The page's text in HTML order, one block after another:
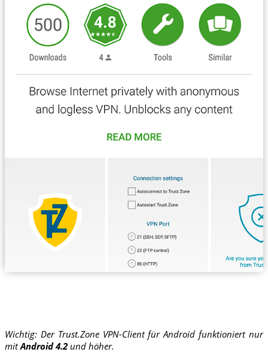
Wichtig: Der Trust.Zone VPN-Client für Android funktioniert nur
mitAndroid 4.2und höher.